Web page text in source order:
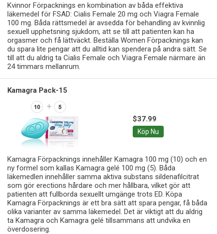
Kvinnor Förpacknings en kombination av båda effektiva
läkemedel för FSAD: Cialis Female 20 mg och Viagra Female
100 mg. Båda rättsmedel är avsedda för behandling av kvinnlig
sexuell upphetsning sjukdom, att se till att patienten kan ha
orgasmer och få lättväckt. Beställa Women Förpacknings kan
du spara lite pengar att du alltid kan spendera på andra sätt. Se
till att du aldrig ta Cialis Female och Viagra Female närmare än
24 timmars mellanrum.
Kamagra Pack-15
$37.99
Köp Nu
Kamagra Förpacknings innehåller Kamagra 100 mg (10) och en
ny formel som kallas Kamagra gelé 100 mg (5). Båda
läkemedlen innehåller samma aktiva substans sildenafilcitrat
som gör erections hårdare och mer hållbara, vilket gör att
patienten att fullborda sexuellt umgänge trots ED. Köpa
Kamagra Förpacknings är ett bra sätt att spara pengar, få båda
olika varianter av samma läkemedel. Det är viktigt att du aldrig
ta Kamagra och Kamagra gelé tillsammans att undvika en
överdosering.